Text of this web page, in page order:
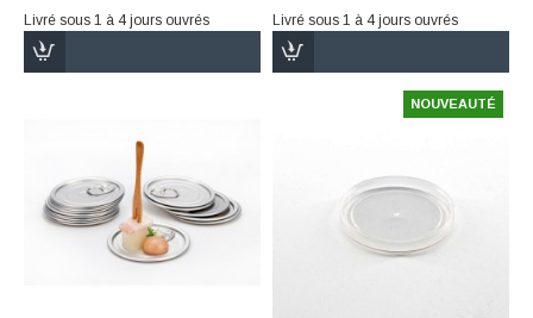
Livré sous 1 à 4 jours ouvrés Livré sous 1 à 4 jours ouvrés
NOUVEAUTÉ